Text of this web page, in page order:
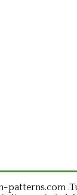
patterns.com